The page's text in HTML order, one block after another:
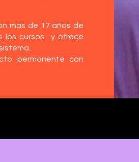
mas de 17 años de
los cursos y ofrece
permanente con